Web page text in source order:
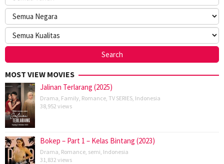
MOST VIEW MOVIES
Jalinan Terlarang (2025)
Drama Family Romance TV SERIES Indonesia
38,952 views
Bokep – Part 1 – Kelas Bintang (2023)
Drama Romance semi Indonesia
31,832 views